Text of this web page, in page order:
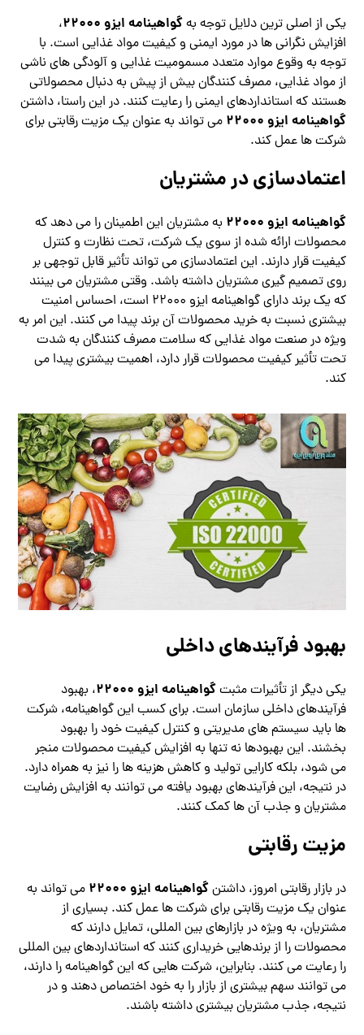
یکی از اصلی ترین دلایل توجه بهگواهینامه ایزو 22000
،
افزایش نگرانی ها در مورد ایمنی و کیفیت مواد غذایی است. با
توجه به وقوع موارد متعدد مسمومیت غذایی و آلودگی های ناشی
از مواد غذایی، مصرف کنندگان بیش از پیش به دنبال محصولاتی
هستند که استانداردهای ایمنی را رعایت کنند. در این راستا، داشتن
گواهینامه ایزو 22000
می تواند به عنوان یک مزیت رقابتی برای
شرکت ها عمل کند.
اعتمادسازی در مشتریان
گواهینامه ایزو 22000
به مشتریان این اطمینان را می دهد که
محصولات ارائه شده از سوی یک شرکت، تحت نظارت و کنترل
کیفیت قرار دارند. این اعتمادسازی می تواند تأثیر قابل توجهی بر
روی تصمیم گیری مشتریان داشته باشد. وقتی مشتریان می بینند
که یک برند دارای گواهینامه ایزو 22000 است، احساس امنیت
بیشتری نسبت به خرید محصولات آن برند پیدا می کنند. این امر به
ویژه در صنعت مواد غذایی که سلامت مصرف کنندگان به شدت
تحت تأثیر کیفیت محصولات قرار دارد، اهمیت بیشتری پیدا می
کند.
بهبود فرآیندهای داخلی
یکی دیگر از تأثیرات مثبتگواهینامه ایزو 22000
، بهبود
فرآیندهای داخلی سازمان است. برای کسب این گواهینامه، شرکت
ها باید سیستم های مدیریتی و کنترل کیفیت خود را بهبود
بخشند. این بهبودها نه تنها به افزایش کیفیت محصولات منجر
می شود، بلکه کارایی تولید و کاهش هزینه ها را نیز به همراه دارد.
در نتیجه، این فرآیندهای بهبود یافته می توانند به افزایش رضایت
مشتریان و جذب آن ها کمک کنند.
مزیت رقابتی
در بازار رقابتی امروز، داشتنگواهینامه ایزو 22000
می تواند به
عنوان یک مزیت رقابتی برای شرکت ها عمل کند. بسیاری از
مشتریان، به ویژه در بازارهای بین المللی، تمایل دارند که
محصولات را از برندهایی خریداری کنند که استانداردهای بین المللی
را رعایت می کنند. بنابراین، شرکت هایی که این گواهینامه را دارند،
می توانند سهم بیشتری از بازار را به خود اختصاص دهند و در
نتیجه، جذب مشتریان بیشتری داشته باشند.